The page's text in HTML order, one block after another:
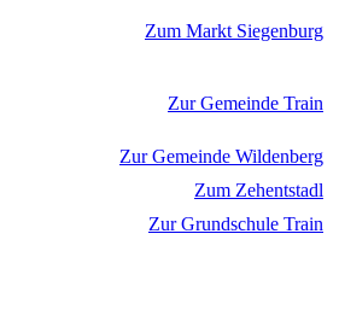
Zum Markt Siegenburg
Zur Gemeinde Train
Zur Gemeinde Wildenberg
Zum Zehentstadl
Zur Grundschule Train